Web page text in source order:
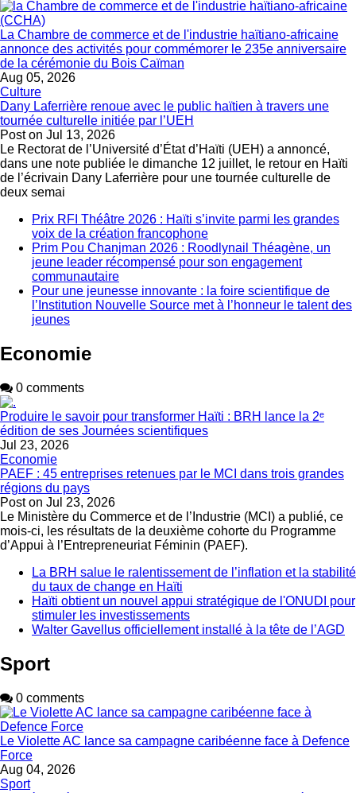
La Chambre de commerce et de l'industrie haïtiano-africaine
annonce des activités pour commémorer le 235e anniversaire
de la cérémonie du Bois Caïman
Aug 05, 2026
Culture
Dany Laferrière renoue avec le public haïtien à travers une
tournée culturelle initiée par l’UEH
Post on Jul 13, 2026
Le Rectorat de l’Université d’État d’Haïti (UEH) a annoncé,
dans une note publiée le dimanche 12 juillet, le retour en Haïti
de l’écrivain Dany Laferrière pour une tournée culturelle de
deux semai
Prix RFI Théâtre 2026 : Haïti s’invite parmi les grandes
voix de la création francophone
Prim Pou Chanjman 2026 : Roodlynail Théagène, un
jeune leader récompensé pour son engagement
communautaire
Pour une jeunesse innovante : la foire scientifique de
l’Institution Nouvelle Source met à l’honneur le talent des
jeunes
Economie
0 comments
Produire le savoir pour transformer Haïti : BRH lance la 2ᵉ
édition de ses Journées scientifiques
Jul 23, 2026
Economie
PAEF : 45 entreprises retenues par le MCI dans trois grandes
régions du pays
Post on Jul 23, 2026
Le Ministère du Commerce et de l’Industrie (MCI) a publié, ce
mois-ci, les résultats de la deuxième cohorte du Programme
d’Appui à l’Entrepreneuriat Féminin (PAEF).
La BRH salue le ralentissement de l’inflation et la stabilité
du taux de change en Haïti
Haïti obtient un nouvel appui stratégique de l'ONUDI pour
stimuler les investissements
Walter Gavellus officiellement installé à la tête de l’AGD
Sport
0 comments
Le Violette AC lance sa campagne caribéenne face à Defence
Force
Aug 04, 2026
Sport